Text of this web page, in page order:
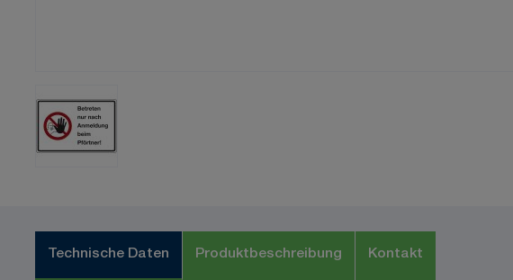
Technische Daten Produktbeschreibung Kontakt